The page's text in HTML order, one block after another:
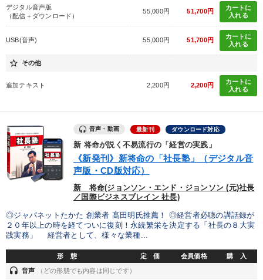
デジタル音声版
（配信＋ダウンロード）
55,000円 51,700円
カートに
入れる
USB(音声) 55,000円 51,700円
カートに
入れる
star_border その他
追加テキスト 2,200円 2,200円
カートに
入れる
音声・動画 最新刊 ダウンロード対応
新 将命が説く不易流行の「経営の実践」
《新発刊》新将命の「社長塾」（デジタル音
声版・CD版対応）
新 将命(ジョンソン・エンド・ジョンソン (元)社長
／国際ビジネスブレイン 社長)
◎ジャパネットたかた 創業者 髙田明氏推薦！ ◎経営者必聴の講話録が
２０年以上の時を経てついに復刻！永続繁栄を決定する「社長の８大実
践実務」 経営者として、様々な業種...
形 態 定 価 会員価格 購 入
headset 音声 （どの形態でも内容は同じです）